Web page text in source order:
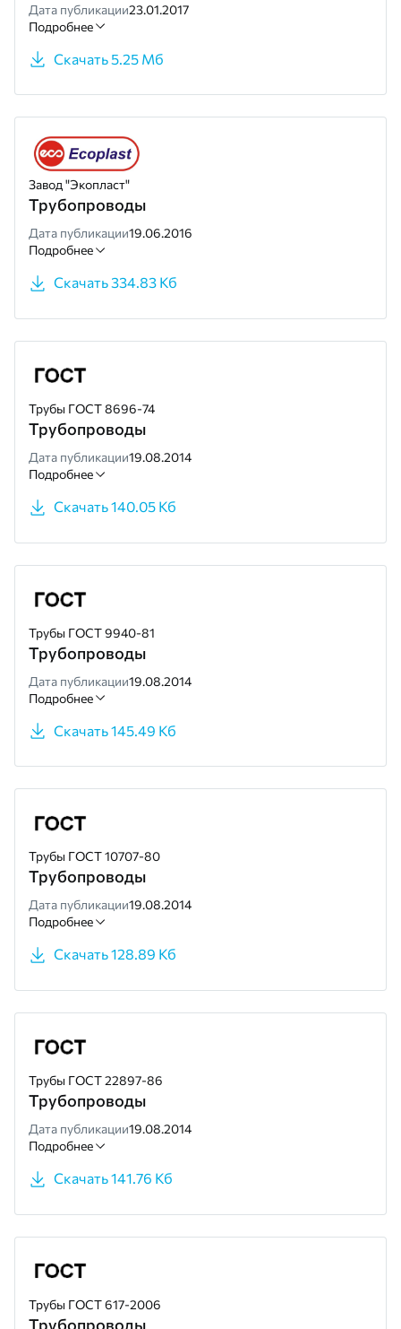
Дата публикации23.01.2017
Подробнее
Скачать 5.25 Мб
Завод "Экопласт"
Трубопроводы
Дата публикации19.06.2016
Подробнее
Скачать 334.83 Кб
Трубы ГОСТ 8696-74
Трубопроводы
Дата публикации19.08.2014
Подробнее
Скачать 140.05 Кб
Трубы ГОСТ 9940-81
Трубопроводы
Дата публикации19.08.2014
Подробнее
Скачать 145.49 Кб
Трубы ГОСТ 10707-80
Трубопроводы
Дата публикации19.08.2014
Подробнее
Скачать 128.89 Кб
Трубы ГОСТ 22897-86
Трубопроводы
Дата публикации19.08.2014
Подробнее
Скачать 141.76 Кб
Трубы ГОСТ 617-2006
Трубопроводы